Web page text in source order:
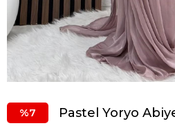
7 Pastel Yoryo